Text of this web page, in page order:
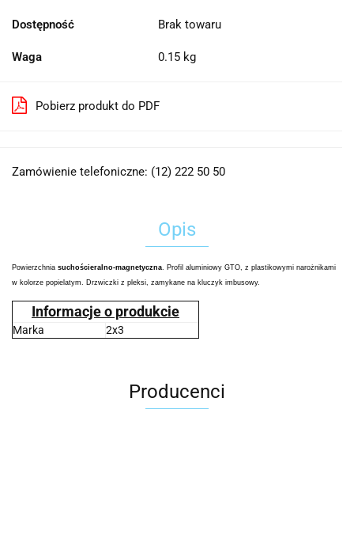
Dostępność Brak towaru
Waga 0.15 kg
Pobierz produkt do PDF
Zamówienie telefoniczne: (12) 222 50 50
Opis
Powierzchnia suchościeralno-magnetyczna. Profil aluminiowy GTO, z plastikowymi narożnikami
w kolorze popielatym. Drzwiczki z pleksi, zamykane na kluczyk imbusowy.
Informacje o produkcie
Marka 2x3
Producenci